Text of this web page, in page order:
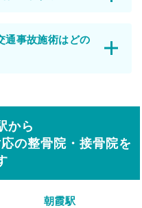
通事故施術はどの
から
の整骨院・接骨院を
朝霞駅